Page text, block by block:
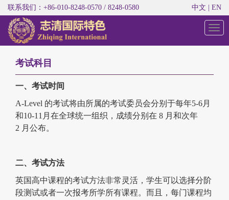
联系我们：+86-010-8248-0570 / 8248-0580 中文 EN
切
考试科目
一、考试时间
A-Level 的考试将由所属的考试委员会分别于每年5-6月
和10-11月在全球统一组织，成绩分别在 8 月和次年
2 月公布。
二、考试方法
英国高中课程的考试方法非常灵活，学生可以选择分阶
段测试或者一次报考所学所有课程。而且，每门课程均